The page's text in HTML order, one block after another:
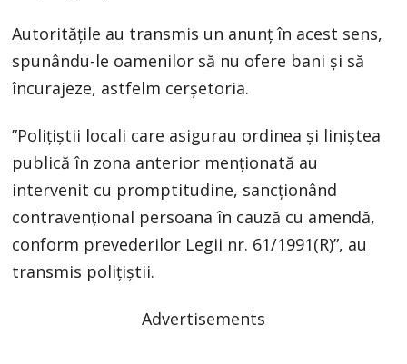
Autoritățile au transmis un anunț în acest sens,
spunându-le oamenilor să nu ofere bani și să
încurajeze, astfelm cerșetoria.
”Poliţiştii locali care asigurau ordinea şi liniştea
publică în zona anterior menţionată au
intervenit cu promptitudine, sancţionând
contravenţional persoana în cauză cu amendă,
conform prevederilor Legii nr. 61/1991(R)”, au
transmis polițiștii.
Advertisements